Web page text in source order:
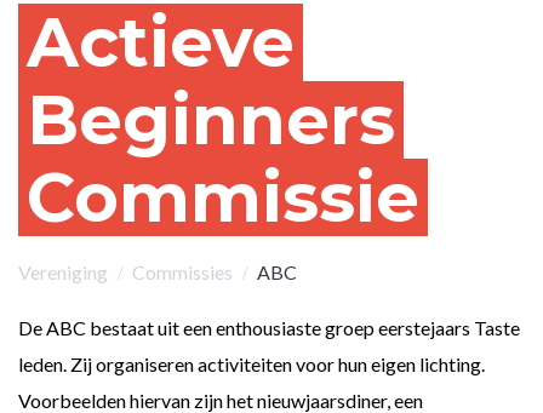
Actieve
Beginners
Commissie
Vereniging Commissies ABC
De ABC bestaat uit een enthousiaste groep eerstejaars Taste
leden. Zij organiseren activiteiten voor hun eigen lichting.
Voorbeelden hiervan zijn het nieuwjaarsdiner, een